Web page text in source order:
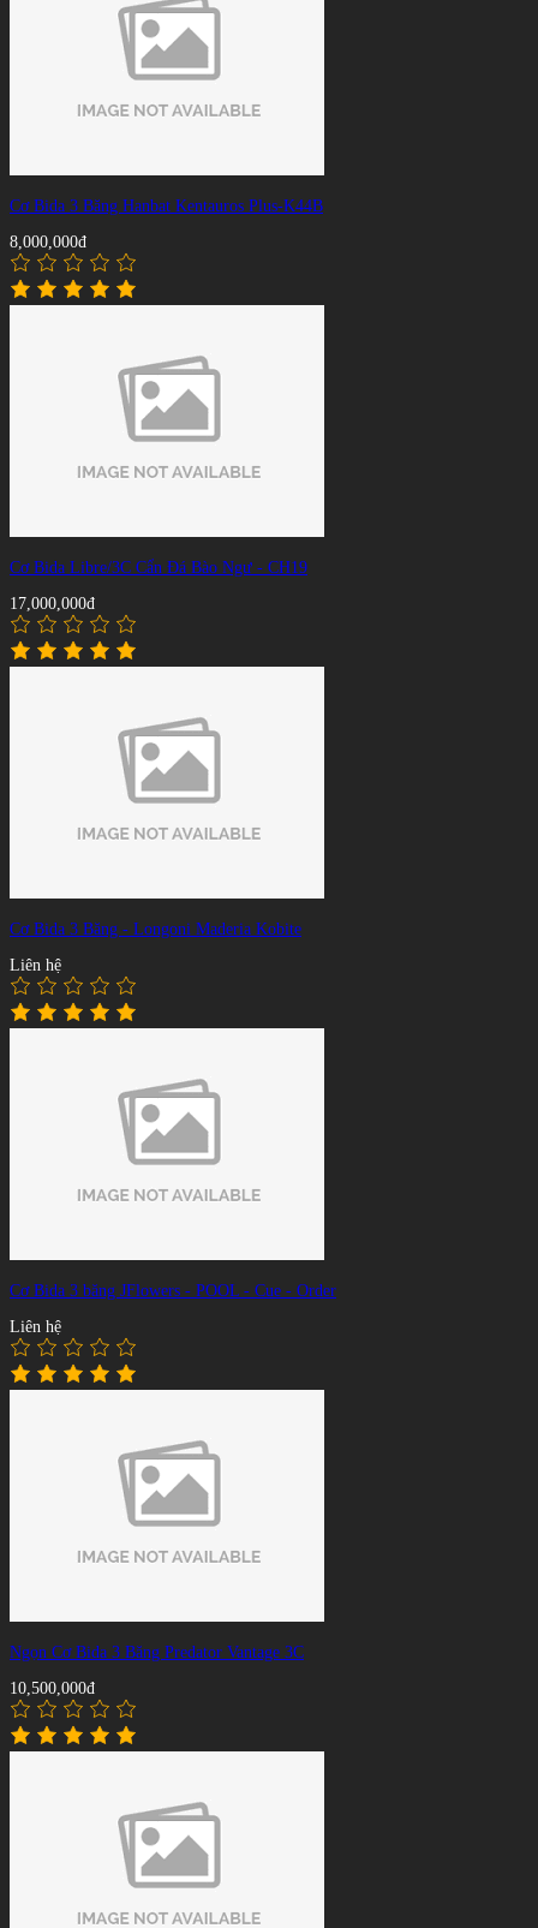
Cơ Bida 3 Băng Hanbat Kentauros Plus-K44B
8,000,000đ
Cơ Bida Libre/3C Cẩn Đá Bào Ngư - CH19
17,000,000đ
Cơ Bida 3 Băng - Longoni Maderia Kobite
Liên hệ
Cơ Bida 3 băng JFlowers - POOL - Cue - Order
Liên hệ
Ngọn Cơ Bida 3 Băng Predator Vantage 3C
10,500,000đ